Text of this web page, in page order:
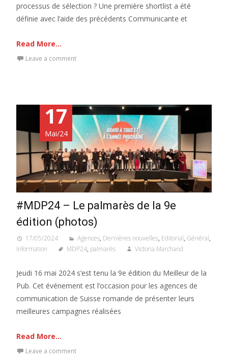
processus de sélection ? Une première shortlist a été
définie avec l’aide des précédents Communicante et
Read More...
Leave a comment
17
Mai/24
#MDP24 – Le palmarès de la 9e
édition (photos)
17/05/2024 Agences, Dernières nouvelles, Editorial, Général,
Information
MDP24, palmarès Victoria Marchand
Jeudi 16 mai 2024 s’est tenu la 9e édition du Meilleur de la
Pub. Cet événement est l’occasion pour les agences de
communication de Suisse romande de présenter leurs
meilleures campagnes réalisées
Read More...
Leave a comment